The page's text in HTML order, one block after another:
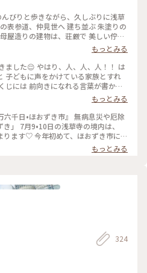
びりと歩きながら、久しぶりに浅草
表参道、仲見世へ 建ち並ぶ 朱塗りの
屋造りの建物は、荘厳で 美しい佇ま
ます♡ こちらに掲げられている お馴
た大提灯が 見当たらず。。 調べてみ
えられるとのこと、 10月末頃に 新調
す。 本堂でお参り、上から境内を眺
華やぐ境内、凛と佇む 五重塔 社殿を
感じながら 眺める風景は、神々しさ
じられ、ほっこり♡ 素敵な夏の一日
草寺 #古刹 #雷門 #仲見世 #五重塔 #
の絶景
もっとみる
子どもに声をかけている家族とすれ
さにも心を乱されることなく 過ごし
とりっぷ東京 #参拝 #お寺 #おみくじ
もっとみる
六千日•ほおずき市』 無病息災や厄除
」 7月9•10日の浅草寺の境内は、
ります♡ 今年初めて、ほおずき市に行
悟してましたが、暑さのせいか 仲見
て（ほぼ海外の方） のんびりと楽し
え 籠入り（5個）を一つ連れて帰り
き市 #浅草寺 #浅草 #四万六千日 #ほ
色
もっとみる
324